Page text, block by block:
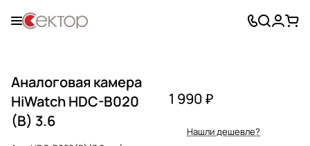
Аналоговая камера
HiWatch HDC-B020
(B) 3.6
1 990 ₽
Нашли дешевле?